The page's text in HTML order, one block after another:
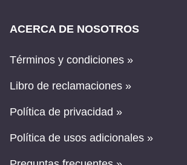
ACERCA DE NOSOTROS
Términos y condiciones »
Libro de reclamaciones »
Política de privacidad »
Política de usos adicionales »